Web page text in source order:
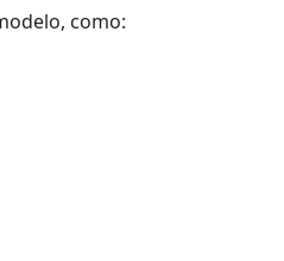
como: